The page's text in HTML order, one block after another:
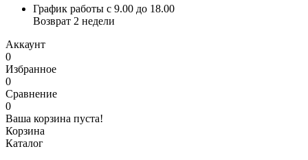
График работы с 9.00 до 18.00
Возврат 2 недели
Аккаунт
0
Избранное
0
Сравнение
0
Ваша корзина пуста!
Корзина
Каталог